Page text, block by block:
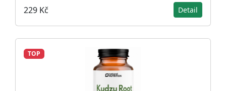
229 Kč Detail
TOP